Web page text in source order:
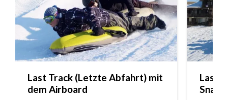
Last Track (Letzte Abfahrt) mit
dem Airboard
Last